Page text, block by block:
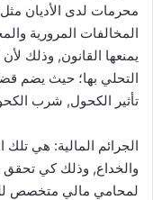
محرمات لدى الأديان
المخالفات المرورية
يمنعها القانون, وذلك
التحلي بها؛ حيث يضم
تأثير الكحول, شرب
الجرائم المالية: هي تلك
والخداع, وذلك كي تحقق
لمحامي مالي متخصص